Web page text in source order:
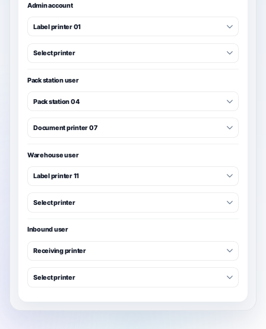
Admin account
Label printer 01
Select printer
Pack station user
Pack station 04
Document printer 07
Warehouse user
Label printer 11
Select printer
Inbound user
Receiving printer
Select printer